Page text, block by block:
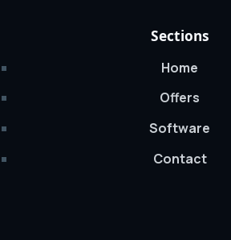
Sections
Home
Offers
Software
Contact